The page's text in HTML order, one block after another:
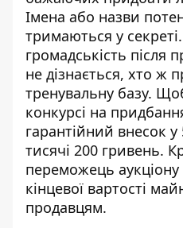
Імена або назви
тримаються у
громадськість після
не дізнається, хто ж
тренувальну базу.
конкурсі на
гарантійний внесок у
тисячі 200 гривень.
переможець аукціону
кінцевої вартості
продавцям.